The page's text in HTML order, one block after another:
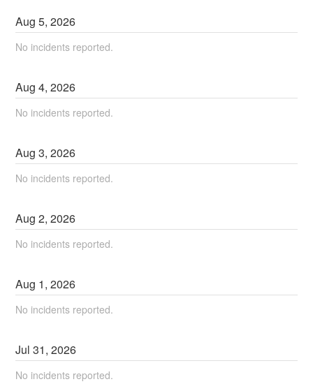
Aug5,2026
No incidents reported.
Aug4,2026
No incidents reported.
Aug3,2026
No incidents reported.
Aug2,2026
No incidents reported.
Aug 1,2026
No incidents reported.
Jul31,2026
No incidents reported.